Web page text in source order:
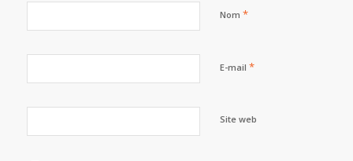
Nom *
E-mail *
Site web